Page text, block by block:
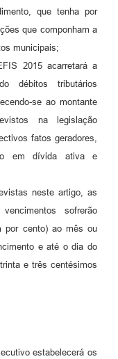
que tenha por
que componham a
municipais;
2015 acarretará a
débitos tributários
se ao montante
na legislação
fatos geradores,
em dívida ativa e
neste artigo, as
sofrerão
por cento) ao mês ou
e até o dia do
e três centésimos
estabelecerá os